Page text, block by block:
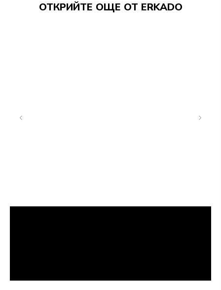
ОТКРИЙТЕ ОЩЕ ОТ ERKADO